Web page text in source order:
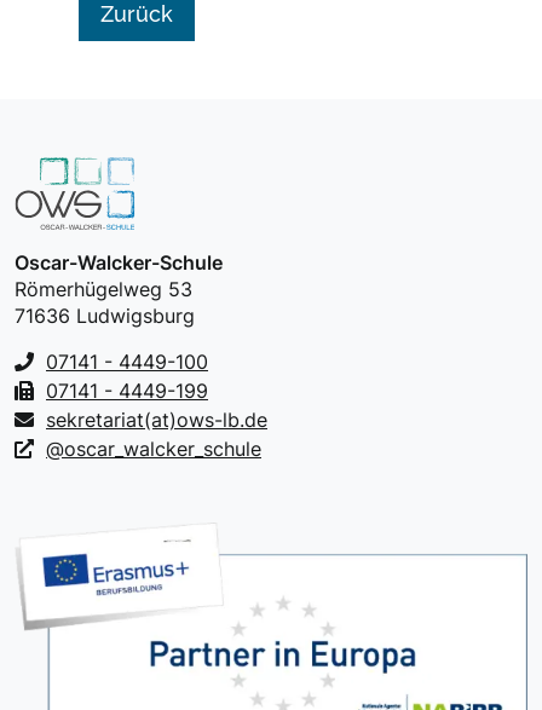
Zurück
Oscar-Walcker-Schule
Römerhügelweg 53
71636 Ludwigsburg
07141 - 4449-100
07141 - 4449-199
sekretariat(at)ows-lb.de
@oscar_walcker_schule